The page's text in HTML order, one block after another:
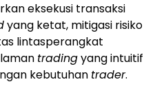
eksekusi transaksi
yang ketat, mitigasi risiko
lintasperangkat
tradingyang intuitif
kebutuhan trader.